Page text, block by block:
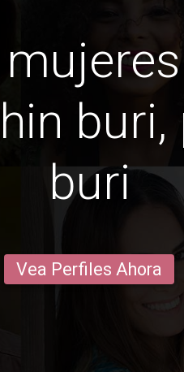
buri,
buri
Vea Perfiles Ahora